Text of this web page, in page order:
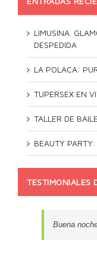
LIMUSINA.
DESPEDIDA
LA POLACA:
TUPERSEX EN
TALLER DE
BEAUTY
TESTIMONIALES
Buena